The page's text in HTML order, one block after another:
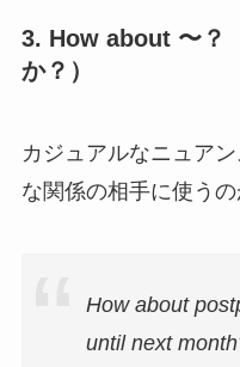
3. How about 〜？
か？）
カジュアルなニュア
な関係の相手に使うの
How about
until next